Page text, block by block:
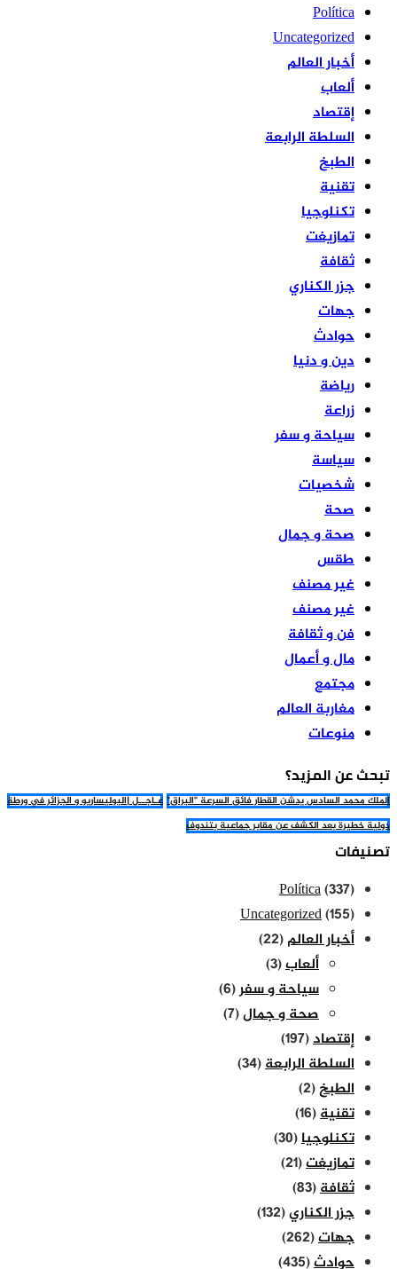
Política
Uncategorized
أخبار العالم
ألعاب
إقتصاد
السلطة الرابعة
الطبخ
تقنية
تكنلوجيا
تمازيغت
ثقافة
جزر الكناري
جهات
حوادث
دين و دنيا
رياضة
زراعة
سياحة و سفر
سياسة
شخصيات
صحة
صحة و جمال
طقس
غير مصنف
غير مصنف
فن و ثقافة
مال و أعمال
مجتمع
مغاربة العالم
منوعات
تبحث عن المزيد؟
الملك محمد السادس يدشن القطار فائق السرعة "البراق" عـاجــل |البوليساريو و الجزائر في ورطة
دولية خطيرة بعد الكشف عن مقابر جماعية بتندوف
تصنيفات
Política(337)
Uncategorized(155)
أخبار العالم(22)
ألعاب(3)
سياحة و سفر(6)
صحة و جمال(7)
إقتصاد(197)
السلطة الرابعة(34)
الطبخ(2)
تقنية(16)
تكنلوجيا(30)
تمازيغت(21)
ثقافة(83)
جزر الكناري(132)
جهات(262)
حوادث(435)